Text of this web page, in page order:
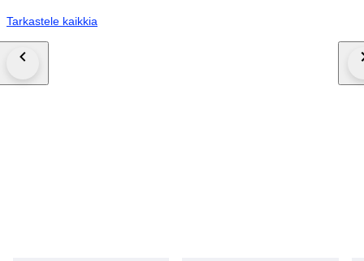
Tarkastele kaikkia